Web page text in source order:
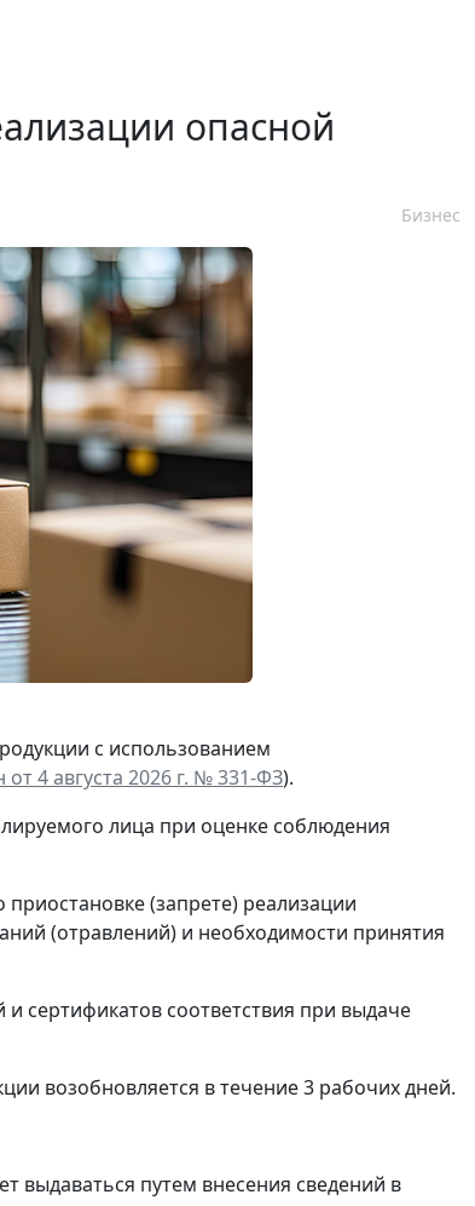
опасной
Бизнес
с использованием
4 августа 2026 г. № 331-ФЗ).
лица при оценке соблюдения
(запрете) реализации
(отравлений) и необходимости принятия
сертификатов соответствия при выдаче
возобновляется в течение 3 рабочих дней.
выдаваться путем внесения сведений в